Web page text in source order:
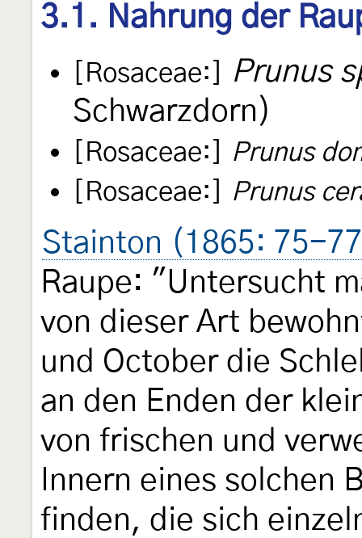
3.1. Nahrung der
[Rosaceae:]
Prunus
Schwarzdorn)
[Rosaceae:]
Prunus
[Rosaceae:]
Prunus
Stainton (1865: 75-
Raupe: "Untersucht
von dieser Art
und October die
an den Enden der
von frischen und
Innern eines solchen
finden, die sich